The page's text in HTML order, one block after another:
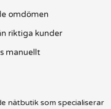
omdömen
riktiga kunder
manuellt
nätbutik som specialiserar